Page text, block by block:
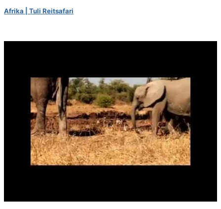
Afrika | Tuli Reitsafari